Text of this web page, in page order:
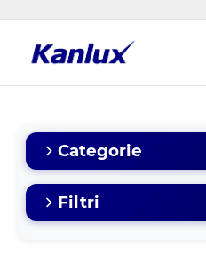
główna
Categorie
Filtri